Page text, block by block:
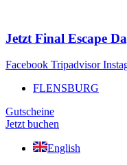
springen
Jetzt Final Escape
Facebook Tripadvisor
FLENSBURG
Gutscheine
Jetzt buchen
English